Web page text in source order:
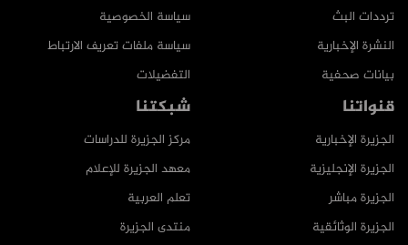
سياسة الخصوصية
سياسة ملفات تعريف الارتباط
التفضيلات
ترددات البث
النشرة الإخبارية
بيانات صحفية
شبكتنا
مركز الجزيرة للدراسات
معهد الجزيرة للإعلام
تعلم العربية
منتدى الجزيرة
قنواتنا
الجزيرة الإخبارية
الجزيرة الإنجليزية
الجزيرة مباشر
الجزيرة الوثائقية